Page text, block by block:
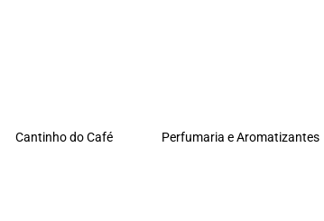
Cantinho do Café Perfumaria e Aromatizantes